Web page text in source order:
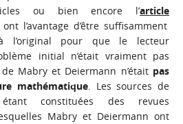
ou bien encore l’article
l’avantage d’être suffisamment
l’original pour que le lecteur
initial n’était vraiment pas
Mabry et Deiermann n’était pas
mathématique. Les sources de
constituées des revues
Mabry et Deiermann ont